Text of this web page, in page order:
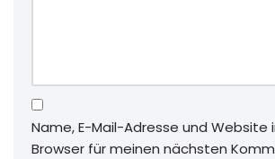
Name, E-Mail-Adresse und Website
Browser für meinen nächsten